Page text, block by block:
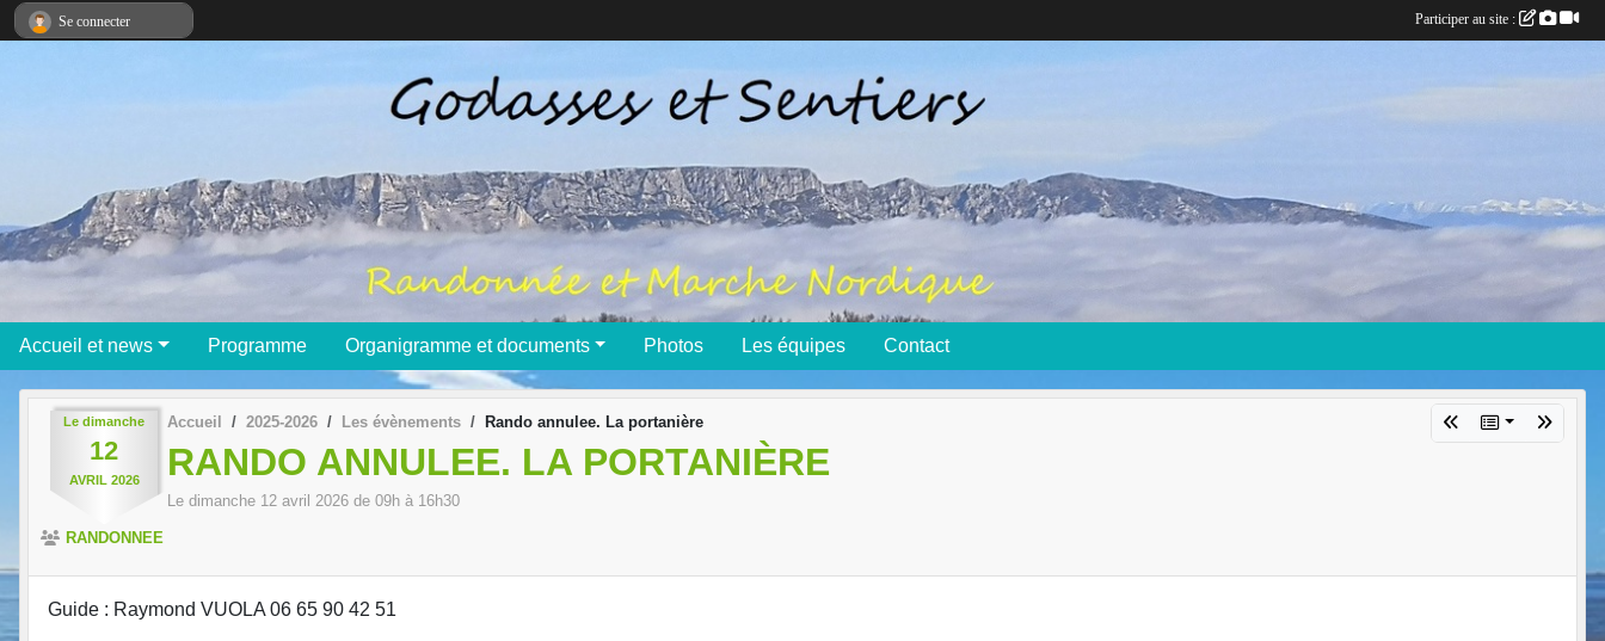
Accueil et news Programme Organigramme et documents Photos Les équipes Contact
Le dimanche
12
AVRIL 2026
Accueil 2025-2026 Les évènements Rando annulee. La portanière
RANDO ANNULEE. LA PORTANIÈRE
Le dimanche 12 avril 2026 de 09h à 16h30
RANDONNEE
Guide : Raymond VUOLA 06 65 90 42 51
Se connecter Participer au site :
Panneau de gestion des cookies